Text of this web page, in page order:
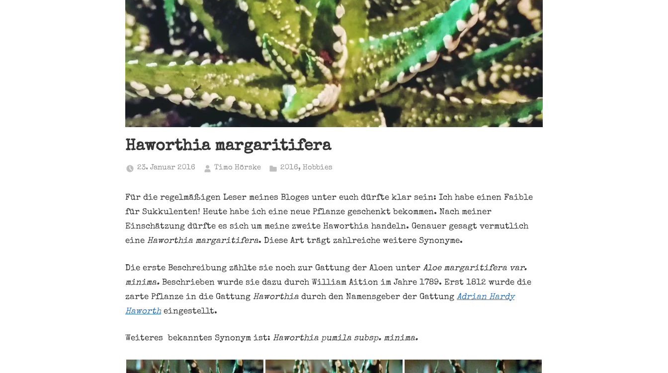
Haworthia margaritifera
23. Januar 2016 Timo Hörske 2016, Hobbies
Für die regelmäßigen Leser meines Bloges unter euch dürfte klar sein: Ich habe einen Faible
für Sukkulenten! Heute habe ich eine neue Pflanze geschenkt bekommen. Nach meiner
Einschätzung dürfte es sich um meine zweite Haworthia handeln. Genauer gesagt vermutlich
eine Haworthia margaritifera. Diese Art trägt zahlreiche weitere Synonyme.
Die erste Beschreibung zählte sie noch zur Gattung der Aloen unter Aloe margaritifera var.
minima. Beschrieben wurde sie dazu durch William Aition im Jahre 1789. Erst 1812 wurde die
zarte Pflanze in die Gattung Haworthia durch den Namensgeber der Gattung Adrian Hardy
Hawortheingestellt.
Weiteres bekanntes Synonym ist: Haworthia pumila subsp. minima.